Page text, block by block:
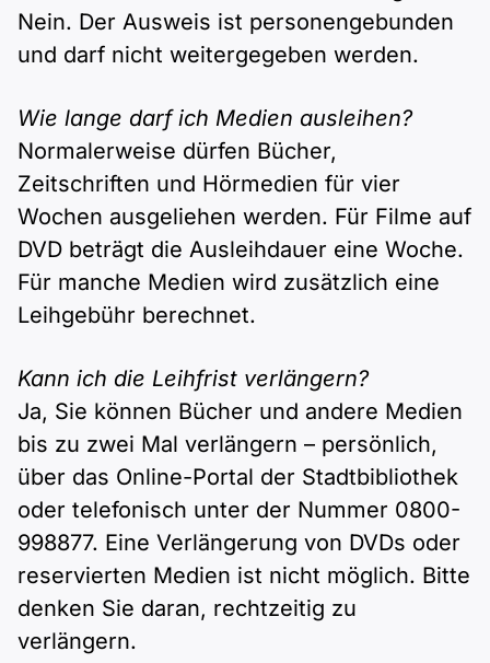
B1 Pflege (telc)
Schulen & Kurse
Motivationsbriefe
Nein. Der Ausweis ist personengebunden
und darf nicht weitergegeben werden.
Wie lange darf ich Medien ausleihen?
Normalerweise dürfen Bücher,
Zeitschriften und Hörmedien für vier
Wochen ausgeliehen werden. Für Filme auf
DVD beträgt die Ausleihdauer eine Woche.
Für manche Medien wird zusätzlich eine
Leihgebühr berechnet.
Kann ich die Leihfrist verlängern?
Ja, Sie können Bücher und andere Medien
bis zu zwei Mal verlängern – persönlich,
über das Online-Portal der Stadtbibliothek
oder telefonisch unter der Nummer 0800-
998877. Eine Verlängerung von DVDs oder
reservierten Medien ist nicht möglich. Bitte
denken Sie daran, rechtzeitig zu
verlängern.